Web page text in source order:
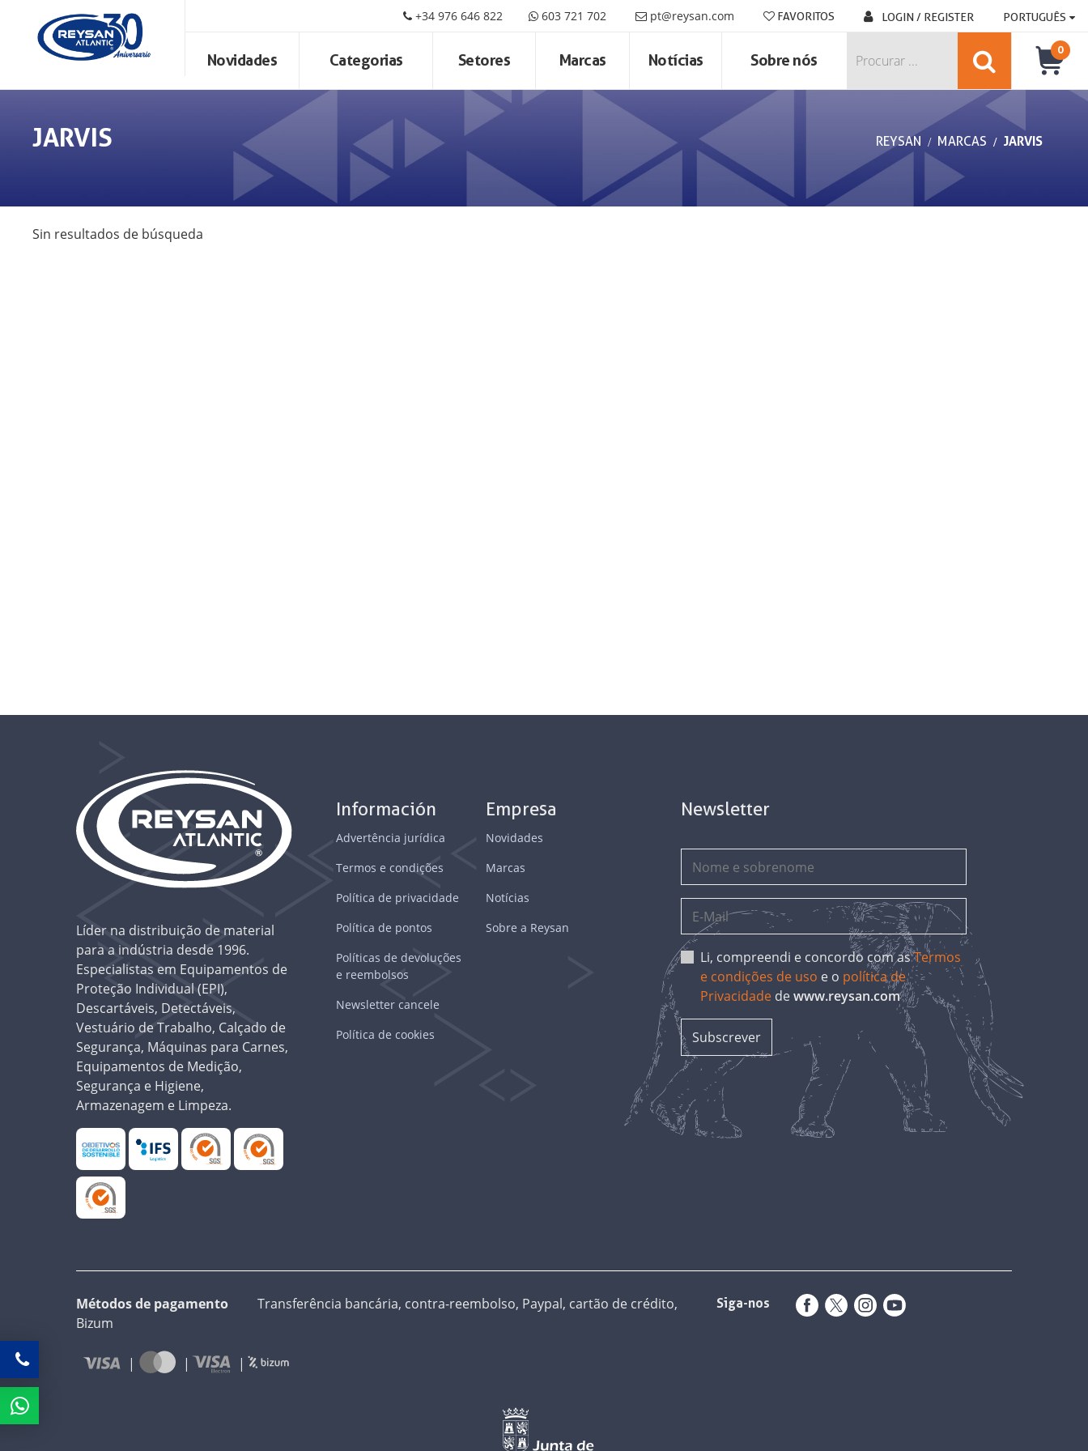
+34 976 646 822 603 721 702 pt@reysan.com FAVORITOS LOGIN / REGISTER PORTUGUÊS
Novidades Categorias Setores Marcas Notícias Sobre nós
0
JARVIS REYSAN MARCAS JARVIS
Sin resultados de búsqueda
Líder na distribuição de material
para a indústria desde 1996.
Especialistas em Equipamentos de
Proteção Individual (EPI),
Descartáveis, Detectáveis,
Vestuário de Trabalho, Calçado de
Segurança, Máquinas para Carnes,
Equipamentos de Medição,
Segurança e Higiene,
Armazenagem e Limpeza.
Información
Advertência jurídica
Termos e condições
Política de privacidade
Política de pontos
Políticas de devoluções
e reembolsos
Newsletter cancele
Política de cookies
Empresa
Novidades
Marcas
Notícias
Sobre a Reysan
Newsletter
Li, compreendi e concordo com asTermos
e condições de uso e o política de
Privacidade dewww.reysan.com
Métodos de pagamento
Transferência bancária, contra-reembolso, Paypal, cartão de crédito,
Bizum
Siga-nos